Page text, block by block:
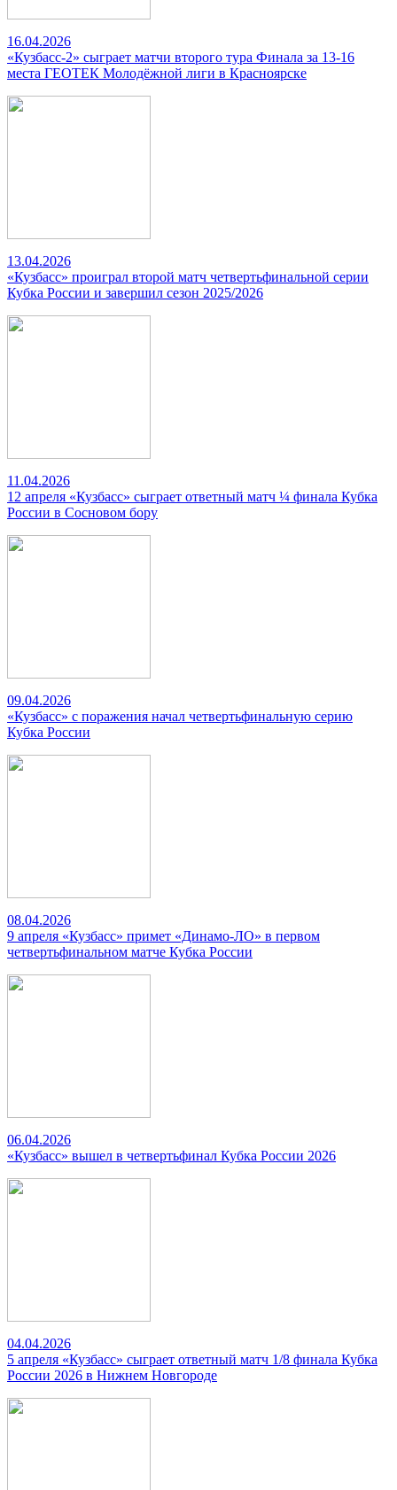
16.04.2026
«Кузбасс-2» сыграет матчи второго тура Финала за 13-16
места ГЕОТЕК Молодёжной лиги в Красноярске
13.04.2026
«Кузбасс» проиграл второй матч четвертьфинальной серии
Кубка России и завершил сезон 2025/2026
11.04.2026
12 апреля «Кузбасс» сыграет ответный матч ¼ финала Кубка
России в Сосновом бору
09.04.2026
«Кузбасс» с поражения начал четвертьфинальную серию
Кубка России
08.04.2026
9 апреля «Кузбасс» примет «Динамо-ЛО» в первом
четвертьфинальном матче Кубка России
06.04.2026
«Кузбасс» вышел в четвертьфинал Кубка России 2026
04.04.2026
5 апреля «Кузбасс» сыграет ответный матч 1/8 финала Кубка
России 2026 в Нижнем Новгороде